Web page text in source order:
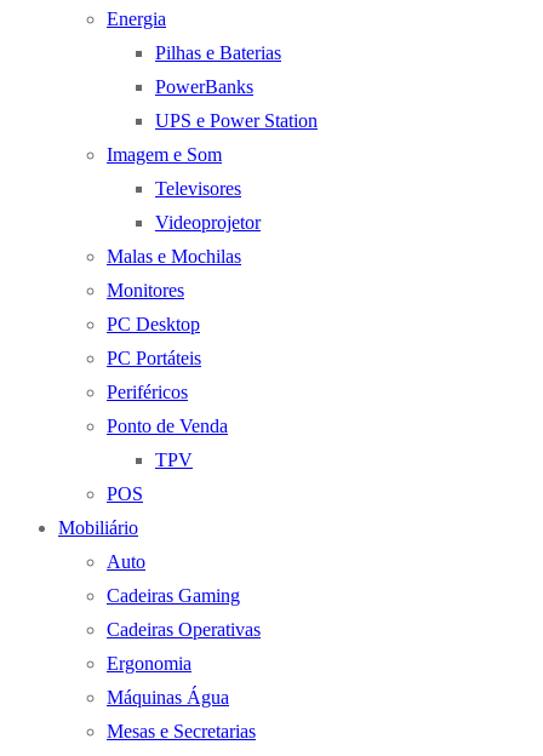
Energia
Pilhas e Baterias
PowerBanks
UPS e Power Station
Imagem e Som
Televisores
Videoprojetor
Malas e Mochilas
Monitores
PC Desktop
PC Portáteis
Periféricos
Ponto de Venda
TPV
POS
Mobiliário
Auto
Cadeiras Gaming
Cadeiras Operativas
Ergonomia
Máquinas Água
Mesas e Secretarias